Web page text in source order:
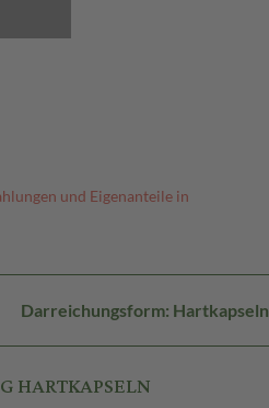
und Eigenanteile in
Darreichungsform: Hartkapseln